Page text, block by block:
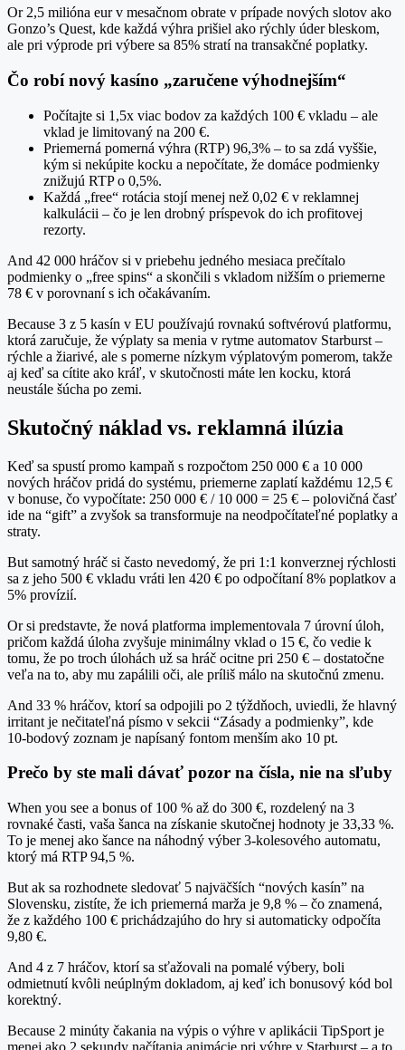
Or 2,5 milióna eur v mesačnom obrate v prípade nových slotov ako
Gonzo’s Quest, kde každá výhra prišiel ako rýchly úder bleskom,
ale pri výprode pri výbere sa 85% stratí na transakčné poplatky.
Čo robí nový kasíno „zaručene výhodnejším“
Počítajte si 1,5x viac bodov za každých 100 € vkladu – ale
vklad je limitovaný na 200 €.
Priemerná pomerná výhra (RTP) 96,3% – to sa zdá vyššie,
kým si nekúpite kocku a nepočítate, že domáce podmienky
znižujú RTP o 0,5%.
Každá „free“ rotácia stojí menej než 0,02 € v reklamnej
kalkulácii – čo je len drobný príspevok do ich profitovej
rezorty.
And 42 000 hráčov si v priebehu jedného mesiaca prečítalo
podmienky o „free spins“ a skončili s vkladom nižším o priemerne
78 € v porovnaní s ich očakávaním.
Because 3 z 5 kasín v EU používajú rovnakú softvérovú platformu,
ktorá zaručuje, že výplaty sa menia v rytme automatov Starburst –
rýchle a žiarivé, ale s pomerne nízkym výplatovým pomerom, takže
aj keď sa cítite ako kráľ, v skutočnosti máte len kocku, ktorá
neustále šúcha po zemi.
Skutočný náklad vs. reklamná ilúzia
Keď sa spustí promo kampaň s rozpočtom 250 000 € a 10 000
nových hráčov pridá do systému, priemerne zaplatí každému 12,5 €
v bonuse, čo vypočítate: 250 000 € / 10 000 = 25 € – polovičná časť
ide na “gift” a zvyšok sa transformuje na neodpočítateľné poplatky a
straty.
But samotný hráč si často nevedomý, že pri 1:1 konverznej rýchlosti
sa z jeho 500 € vkladu vráti len 420 € po odpočítaní 8% poplatkov a
5% provízií.
Or si predstavte, že nová platforma implementovala 7 úrovní úloh,
pričom každá úloha zvyšuje minimálny vklad o 15 €, čo vedie k
tomu, že po troch úlohách už sa hráč ocitne pri 250 € – dostatočne
veľa na to, aby mu zapálili oči, ale príliš málo na skutočnú zmenu.
And 33 % hráčov, ktorí sa odpojili po 2 týždňoch, uviedli, že hlavný
irritant je nečitateľná písmo v sekcii “Zásady a podmienky”, kde
10‑bodový zoznam je napísaný fontom menším ako 10 pt.
Prečo by ste mali dávať pozor na čísla, nie na sľuby
When you see a bonus of 100 % až do 300 €, rozdelený na 3
rovnaké časti, vaša šanca na získanie skutočnej hodnoty je 33,33 %.
To je menej ako šance na náhodný výber 3‑kolesového automatu,
ktorý má RTP 94,5 %.
But ak sa rozhodnete sledovať 5 najväčších “nových kasín” na
Slovensku, zistíte, že ich priemerná marža je 9,8 % – čo znamená,
že z každého 100 € prichádzajúho do hry si automaticky odpočíta
9,80 €.
And 4 z 7 hráčov, ktorí sa sťažovali na pomalé výbery, boli
odmietnutí kvôli neúplným dokladom, aj keď ich bonusový kód bol
korektný.
Because 2 minúty čakania na výpis o výhre v aplikácii TipSport je